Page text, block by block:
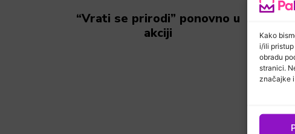
Kako
i/ili
obradu
stranici.
značajke
“Vrati se prirodi” ponovno u
akciji